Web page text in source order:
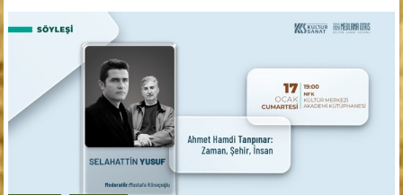
Dergisi
Kahramanmaraş'ın
Edebiyat
Dergisi